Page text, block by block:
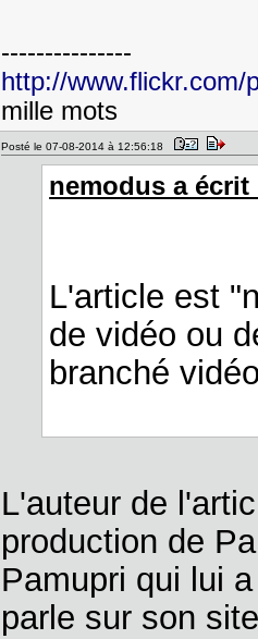
---------------
http://www.flickr.com/
mille mots
Posté le 07-08-2014 à 12:56:18
nemodus a écrit
L'article est
de vidéo ou
branché
L'auteur de
production de
Pamupri qui lui
parle sur son